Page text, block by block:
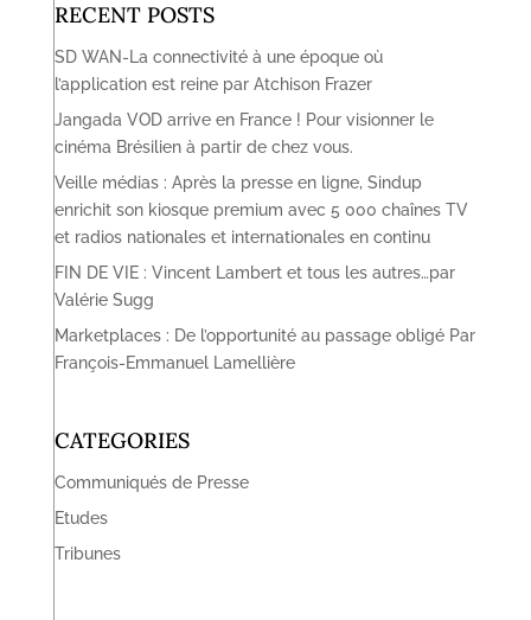
RECENT POSTS
SD WAN-La connectivité à une époque où
l’application est reine par Atchison Frazer
Jangada VOD arrive en France ! Pour visionner le
cinéma Brésilien à partir de chez vous.
Veille médias : Après la presse en ligne, Sindup
enrichit son kiosque premium avec 5 000 chaînes TV
et radios nationales et internationales en continu
FIN DE VIE : Vincent Lambert et tous les autres…par
Valérie Sugg
Marketplaces : De l’opportunité au passage obligé Par
François-Emmanuel Lamellière
CATEGORIES
Communiqués de Presse
Etudes
Tribunes